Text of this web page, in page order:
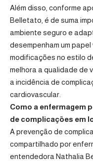
Além disso, conforme
Belletato, é de suma
ambiente seguro e
desempenham um
modificações no estilo
melhora a qualidade de
a incidência de
cardiovascular.
Como a enfermagem
de complicações em
A prevenção de
compartilhado por
entendedora Nathalia